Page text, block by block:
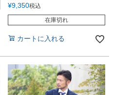
¥9,350税込
在庫切れ
カートに入れる